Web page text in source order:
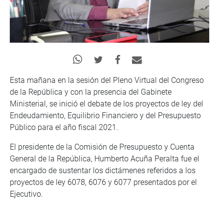
Esta mañana en la sesión del Pleno Virtual del Congreso
de la República y con la presencia del Gabinete
Ministerial, se inició el debate de los proyectos de ley del
Endeudamiento, Equilibrio Financiero y del Presupuesto
Público para el año fiscal 2021.
El presidente de la Comisión de Presupuesto y Cuenta
General de la República, Humberto Acuña Peralta fue el
encargado de sustentar los dictámenes referidos a los
proyectos de ley 6078, 6076 y 6077 presentados por el
Ejecutivo.